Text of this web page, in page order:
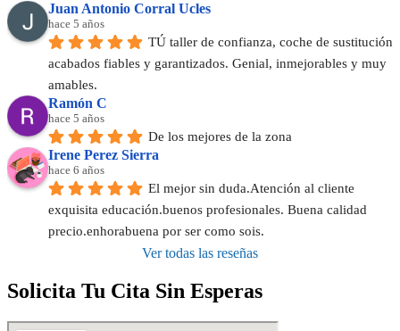
Juan Antonio Corral Ucles
hace 5 años
TÚ taller de confianza, coche de sustitución
acabados fiables y garantizados. Genial, inmejorables y muy
amables.
Ramón C
hace 5 años
De los mejores de la zona
Irene Perez Sierra
hace 6 años
El mejor sin duda.Atención al cliente
exquisita educación.buenos profesionales. Buena calidad
precio.enhorabuena por ser como sois.
Ver todas las reseñas
Solicita Tu Cita Sin Esperas